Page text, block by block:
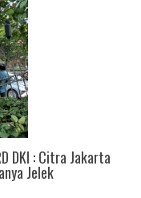
DKI : Citra Jakarta
Jelek